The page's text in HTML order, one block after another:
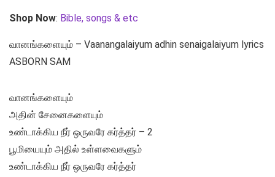
Shop Now: Bible, songs & etc
வானங்களையும் – Vaanangalaiyum adhin senaigalaiyum lyrics
ASBORN SAM
வானங்களையும்
அதின் சேனைகளையும்
உண்டாக்கிய நீர் ஒருவரே கர்த்தர் – 2
பூமியையும் அதில் உள்ளவைகளும்
உண்டாக்கிய நீர் ஒருவரே கர்த்தர்